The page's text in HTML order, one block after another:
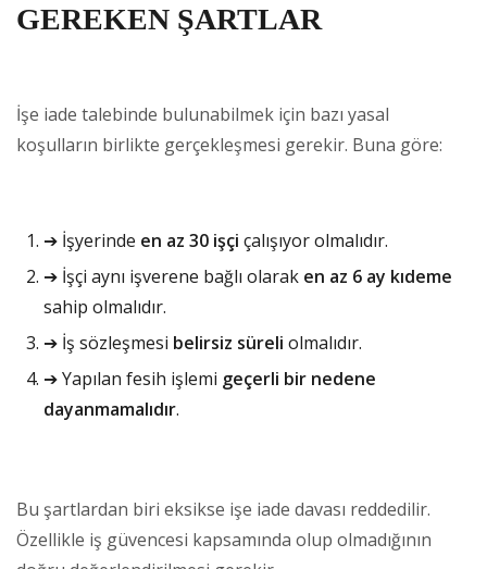
GEREKEN ŞARTLAR
İşe iade talebinde bulunabilmek için bazı yasal
koşulların birlikte gerçekleşmesi gerekir. Buna göre:
➔ İşyerinde en az 30 işçi çalışıyor olmalıdır.
➔ İşçi aynı işverene bağlı olarak en az 6 ay kıdeme
sahip olmalıdır.
➔ İş sözleşmesi belirsiz süreli olmalıdır.
➔ Yapılan fesih işlemi geçerli bir nedene
dayanmamalıdır.
Bu şartlardan biri eksikse işe iade davası reddedilir.
Özellikle iş güvencesi kapsamında olup olmadığının